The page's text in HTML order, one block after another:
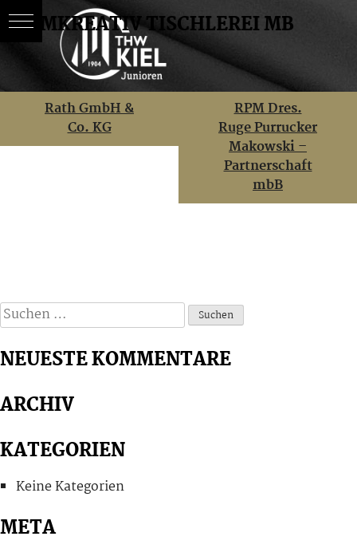
RAUMKREATIV TISCHLEREI MB
BEITRAGSNAVIGATION
Rath GmbH &
Co. KG
RPM Dres.
Ruge Purrucker
Makowski –
Partnerschaft
mbB
Suchen
nach:
NEUESTE KOMMENTARE
ARCHIV
KATEGORIEN
Keine Kategorien
META